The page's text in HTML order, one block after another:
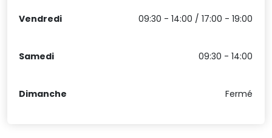
Vendredi 09:30 - 14:00 / 17:00 - 19:00
Samedi 09:30 - 14:00
Dimanche Fermé